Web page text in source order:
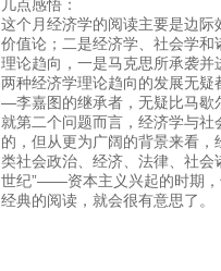
几点感悟：
这个月经济学的阅读主要是边
价值论；二是经济学、社会学
理论趋向，一是马克思所承袭
两种经济学理论趋向的发展无
—李嘉图的继承者，无疑比马歇
就第二个问题而言，经济学与
的，但从更为广阔的背景来看
类社会政治、经济、法律、社
世纪”——资本主义兴起的时期，
经典的阅读，就会很有意思了。